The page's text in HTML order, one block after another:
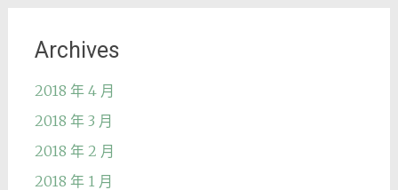
Archives
2018 年 4 月
2018 年 3 月
2018 年 2 月
2018 年 1 月